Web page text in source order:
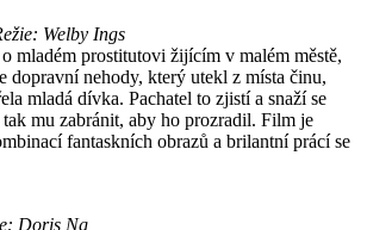
Welby Ings
mladém prostitutovi žijícím v malém městě,
dopravní nehody, který utekl z místa činu,
mladá dívka. Pachatel to zjistí a snaží se
mu zabránit, aby ho prozradil. Film je
fantaskních obrazů a brilantní prácí se
Doris Ng